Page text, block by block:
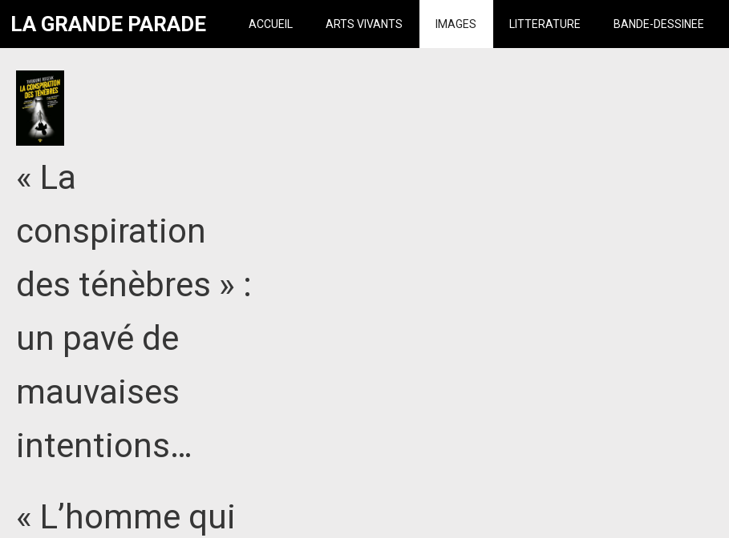
LA GRANDE PARADE ACCUEIL ARTS VIVANTS IMAGES LITTERATURE BANDE-DESSINEE
« La
conspiration
des ténèbres » :
un pavé de
mauvaises
intentions…
« L’homme qui